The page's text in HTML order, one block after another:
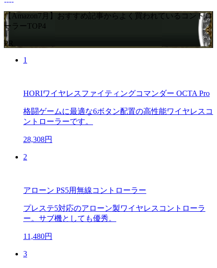
【Amazon7月】おすすめ記事からよく買われているコントロ
ーラーTOP4
PR
1
HORIワイヤレスファイティングコマンダー OCTA Pro
格闘ゲームに最適な6ボタン配置の高性能ワイヤレスコ
ントローラーです。
28,308円
2
アローン PS5用無線コントローラー
プレステ5対応のアローン製ワイヤレスコントローラ
ー。サブ機としても優秀。
11,480円
3